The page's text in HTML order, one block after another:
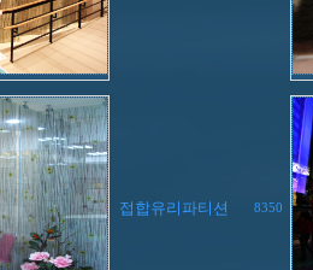
접합유리파티션 8350